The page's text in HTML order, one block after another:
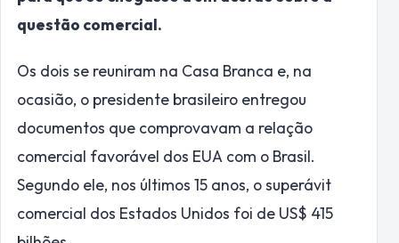
questão comercial.
Os dois se reuniram na Casa Branca e, na
ocasião, o presidente brasileiro entregou
documentos que comprovavam a relação
comercial favorável dos EUA com o Brasil.
Segundo ele, nos últimos 15 anos, o superávit
comercial dos Estados Unidos foi de US$ 415